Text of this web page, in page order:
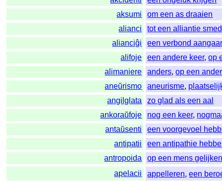
aksumi
om een as draaien
alianci
tot een alliantie
alianciĝi
een verbond
alifoje
een andere keer,op
alimaniere
anders,op een
aneŭrismo
aneurisme,
angilglata
zo glad als een aal
ankoraŭfoje
nog een keer,
antaŭsenti
een voorgevoel
antipatii
een antipathie
antropoida
op een mens
apelacii
appelleren,een